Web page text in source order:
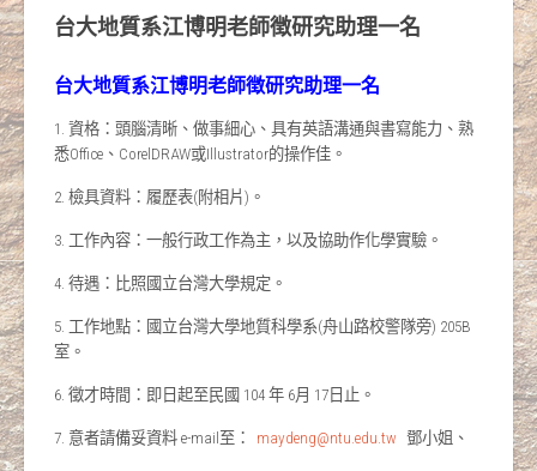
台大地質系江博明老師徴研究助理一名
台大地質系江博明老師徴研究助理一名
1. 資格：頭腦清晰、做事細心、具有英語溝通與書寫能力、熟
悉Office、CorelDRAW或Illustrator的操作佳。
2. 檢具資料：履歷表(附相片)。
3. 工作內容：一般行政工作為主，以及協助作化學實驗。
4. 待遇：比照國立台灣大學規定。
5. 工作地點：國立台灣大學地質科學系(舟山路校警隊旁) 205B
室。
6. 徵才時間：即日起至民國 104 年 6月 17日止。
7. 意者請備妥資料 e-mail至： maydeng@ntu.edu.tw 鄧小姐、